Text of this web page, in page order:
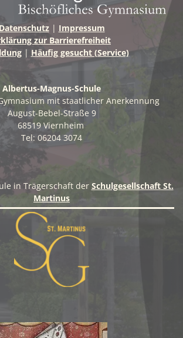
| Impressum
zur Barrierefreiheit
| Häufig gesucht (Service)
Albertus-Magnus-Schule
mit staatlicher Anerkennung
August-Bebel-Straße 9
68519 Viernheim
Tel: 06204 3074
in Trägerschaft der Schulgesellschaft St.
Martinus